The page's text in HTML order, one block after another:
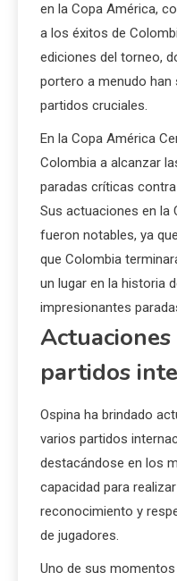
en la Copa América,
a los éxitos de
ediciones del torneo,
portero a menudo
partidos cruciales.
En la Copa América
Colombia a alcanzar
paradas críticas
Sus actuaciones en la
fueron notables, ya
que Colombia
un lugar en la historia
impresionantes
partidos
Ospina ha brindado
varios partidos
destacándose en los
capacidad para
reconocimiento y
de jugadores.
Uno de sus